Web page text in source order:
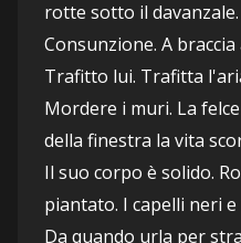
rotte sotto il
Consunzione. A
Trafitto lui. Trafitta
Mordere i muri. La
della finestra la vita
Il suo corpo è solido.
piantato. I capelli neri
Da quando urla per